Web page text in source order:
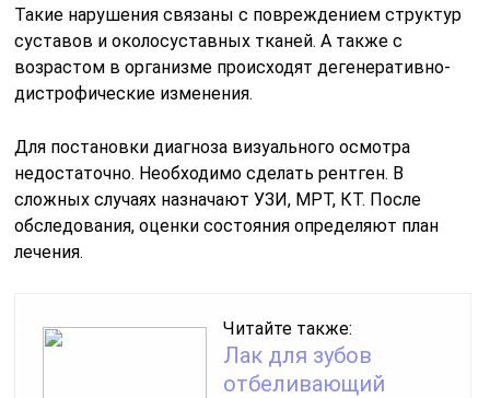
Такие нарушения связаны с повреждением структур
суставов и околосуставных тканей. А также с
возрастом в организме происходят дегенеративно-
дистрофические изменения.
Для постановки диагноза визуального осмотра
недостаточно. Необходимо сделать рентген. В
сложных случаях назначают УЗИ, МРТ, КТ. После
обследования, оценки состояния определяют план
лечения.
Читайте также:
Лак для зубов
отбеливающий